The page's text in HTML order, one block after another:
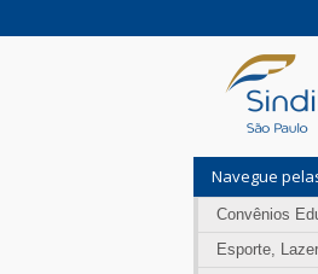
Navegue
Convênios
Esporte,